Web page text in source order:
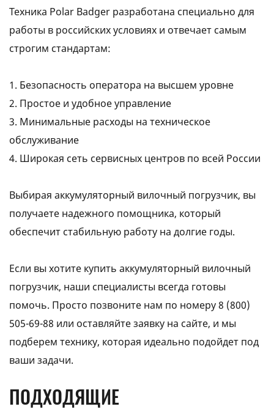
Техника Polar Badger разработана специально для
работы в российских условиях и отвечает самым
строгим стандартам:
1. Безопасность оператора на высшем уровне
2. Простое и удобное управление
3. Минимальные расходы на техническое
обслуживание
4. Широкая сеть сервисных центров по всей России
Выбирая аккумуляторный вилочный погрузчик, вы
получаете надежного помощника, который
обеспечит стабильную работу на долгие годы.
Если вы хотите купить аккумуляторный вилочный
погрузчик, наши специалисты всегда готовы
помочь. Просто позвоните нам по номеру 8 (800)
505-69-88 или оставляйте заявку на сайте, и мы
подберем технику, которая идеально подойдет под
ваши задачи.
ПОДХОДЯЩИЕ